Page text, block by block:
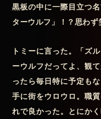
黒板の中に一際目立つ
ターウルフ」！？思わず
トミーに言った。「ズ
ーウルフだってよ、観
ったら毎日特に予定も
手に街をウロウロ。職
れで良かった。とにか